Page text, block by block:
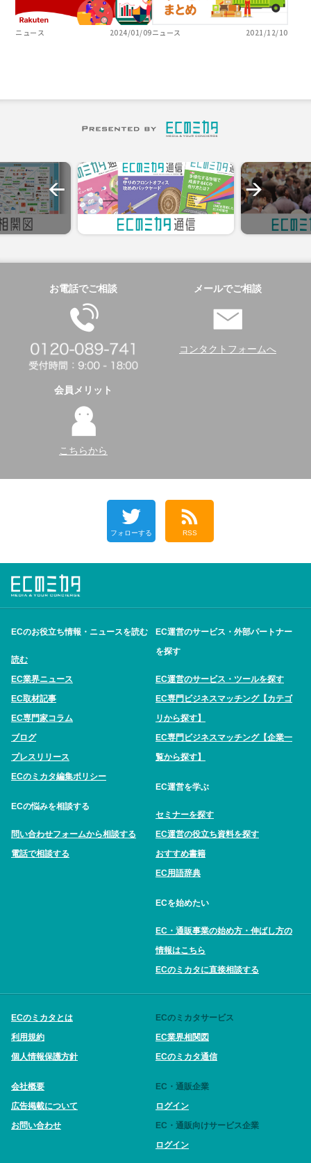
ニュース 2024/01/09ニュース 2021/12/10
お電話でご相談 メールでご相談
コンタクトフォームへ
会員メリット
こちらから
フォローする RSS
ECのお役立ち情報・ニュースを読む
読む
EC業界ニュース
EC取材記事
EC専門家コラム
ブログ
プレスリリース
ECのミカタ編集ポリシー
ECの悩みを相談する
問い合わせフォームから相談する
電話で相談する
EC運営のサービス・外部パートナー
を探す
EC運営のサービス・ツールを探す
EC専門ビジネスマッチング【カテゴ
リから探す】
EC専門ビジネスマッチング【企業一
覧から探す】
EC運営を学ぶ
セミナーを探す
EC運営の役立ち資料を探す
おすすめ書籍
EC用語辞典
ECを始めたい
EC・通販事業の始め方・伸ばし方の
情報はこちら
ECのミカタに直接相談する
ECのミカタとは
利用規約
個人情報保護方針
会社概要
広告掲載について
お問い合わせ
ECのミカタサービス
EC業界相関図
ECのミカタ通信
EC・通販企業
ログイン
EC・通販向けサービス企業
ログイン